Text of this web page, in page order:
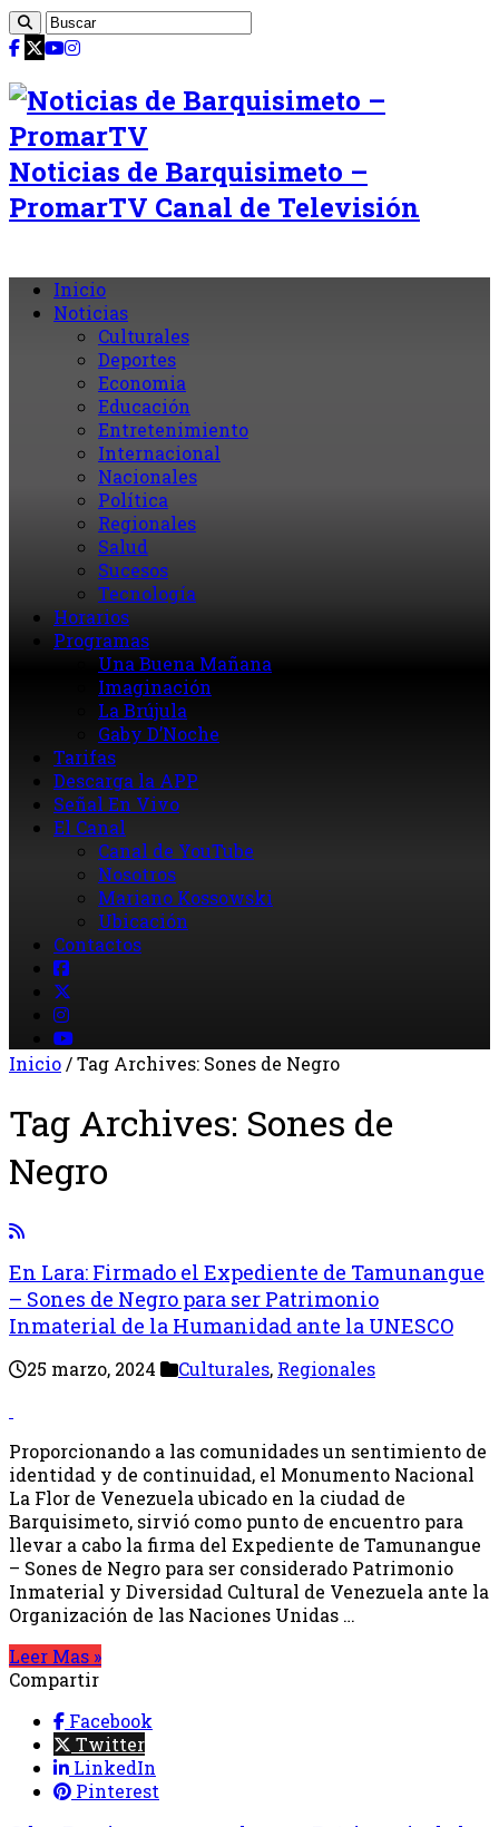
Noticias de Barquisimeto –
PromarTV Canal de Televisión
Inicio
Noticias
Culturales
Deportes
Economia
Educación
Entretenimiento
Internacional
Nacionales
Política
Regionales
Salud
Sucesos
Tecnología
Horarios
Programas
Una Buena Mañana
Imaginación
La Brújula
Gaby D’Noche
Tarifas
Descarga la APP
Señal En Vivo
El Canal
Canal de YouTube
Nosotros
Mariano Kossowski
Ubicación
Contactos
Inicio/Tag Archives: Sones de Negro
Tag Archives: Sones de
Negro
En Lara: Firmado el Expediente de Tamunangue
– Sones de Negro para ser Patrimonio
Inmaterial de la Humanidad ante la UNESCO
25 marzo, 2024 Culturales, Regionales
Proporcionando a las comunidades un sentimiento de
identidad y de continuidad, el Monumento Nacional
La Flor de Venezuela ubicado en la ciudad de
Barquisimeto, sirvió como punto de encuentro para
llevar a cabo la firma del Expediente de Tamunangue
– Sones de Negro para ser considerado Patrimonio
Inmaterial y Diversidad Cultural de Venezuela ante la
Organización de las Naciones Unidas …
Leer Mas »
Compartir
Facebook
Twitter
LinkedIn
Pinterest